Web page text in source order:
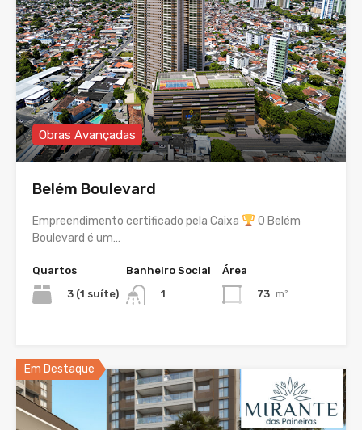
Obras Avançadas
Belém Boulevard
Empreendimento certificado pela Caixa
O Belém
Boulevard é um…
Quartos
3 (1 suíte)
Banheiro Social
1
Área
73 m²
Em Destaque